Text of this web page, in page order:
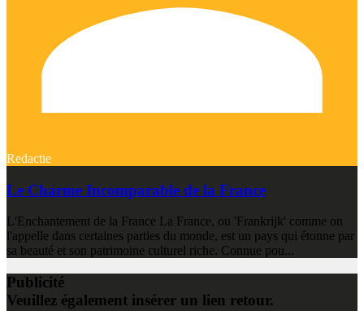
Redactie
Le Charme Incomparable de la France
L'Enchantement de la France La France, ou 'Frankrijk' comme on
l'appelle dans certaines parties du monde, est un pays qui étonne par
sa beauté et son patrimoine culturel riche. Connue pou...
Publicité
Veuillez également insérer un lien retour.